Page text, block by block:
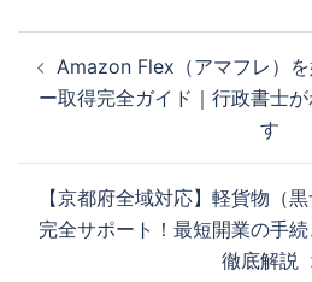
稿
ー
シ
Amazon Flex（アマフレ）
ー取得完全ガイド｜行政書士
す
【京都府全域対応】軽貨物（
完全サポート！最短開業の手
徹底解説